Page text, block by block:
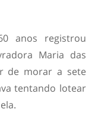
anos registrou
Maria das
de morar a sete
tentando lotear